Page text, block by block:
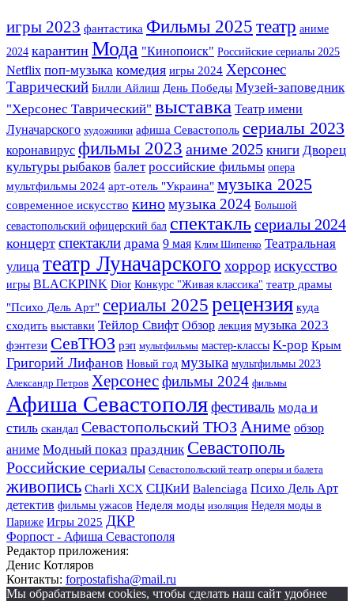
игры 2023 фантастика Фильмы 2025 театр аниме
2024 карантин Мода "Кинопоиск" Российские сериалы 2025
Netflix поп-музыка комедия игры 2024 Херсонес
Таврический Билли Айлиш День Победы Музей-заповедник
"Херсонес Таврический" выставка Театр имени
Луначарского художники афиша Севастополь сериалы 2023
коронавирус фильмы 2023 аниме 2025 книги Дворец
культуры рыбаков балет российские фильмы опера
мультфильмы 2024 арт-отель "Украина" музыка 2025
современное искусство киномузыка 2024 Большой
севастопольский офицерский бал спектакльсериалы 2024
концерт спектакли драма 9 мая Клим Шипенко Театральная
улица театр Луначарского хоррор искусство
игры BLACKPINK Dior Конкурс "Живая классика" театр драмы
"Психо Дель Арт" сериалы 2025рецензия куда
сходить выставки Тейлор Свифт Обзор лекция музыка 2023
фэнтези СевТЮЗ рэп мультфильмы мастер-классы K-pop Крым
Григорий Лифанов Новый год музыка мультфильмы 2023
Александр Петров Херсонесфильмы 2024 фильмы
Афиша Севастополяфестиваль мода и
стиль скандал Севастопольский ТЮЗ Аниме обзор
аниме Модный показ праздник Севастополь
Российские сериалы Севастопольский театр оперы и балета
живопись Charli XCX СЦКиИ Balenciaga Психо Дель Арт
детектив фильмы ужасов Неделя моды изоляция Неделя моды в
Париже Игры 2025 ДКР
Форпост - Афиша Севастополя
Редактор приложения:
Денис Котляров
Контакты: forpostafisha@mail.ru
Мы обрабатываем cookies, чтобы сделать наш сайт удобнее